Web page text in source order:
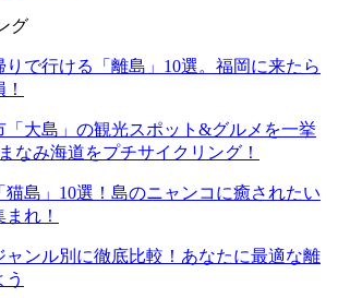
グ
りで行ける「離島」10選。福岡に来たら
「大島」の観光スポット&グルメを一挙
なみ海道をプチサイクリング！
猫島」10選！島のニャンコに癒されたい
れ！
ャンル別に徹底比較！あなたに最適な離